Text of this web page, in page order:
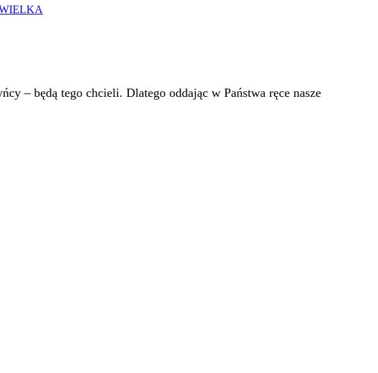
– będą tego chcieli. Dlatego oddając w Państwa ręce nasze